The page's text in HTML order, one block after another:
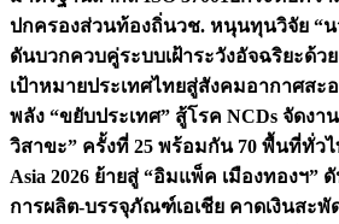
ปกครองส่วนท้องถิ่นวช. หนุนทุนวิจัย “
ดันบวกควบคู่ระบบเฝ้าระวังอัจฉริยะด้ว
เป้าหมายประเทศไทยสู่สังคมอากาศสะ
พลัง “ขยับประเทศ” สู้โรค NCDs จัดงา
วิสาขะ” ครั้งที่ 25 พร้อมกัน 70 พื้นที่ทั่ว
Asia 2026 ย้ายสู่ “อิมแพ็ค เมืองทองฯ”
การผลิต-บรรจุภัณฑ์เอเชีย คาดเงินสะพั